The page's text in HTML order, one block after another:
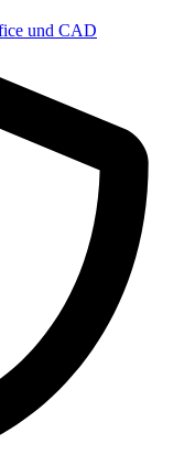
und CAD